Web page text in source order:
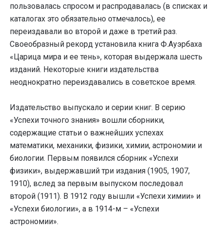
пользовалась спросом и распродавалась (в списках и
каталогах это обязательно отмечалось), ее
переиздавали во второй и даже в третий раз.
Своеобразный рекорд установила книга Ф.Ауэрбаха
«Царица мира и ее тень», которая выдержала шесть
изданий. Некоторые книги издательства
неоднократно переиздавались в советское время.
Издательство выпускало и серии книг. В серию
«Успехи точного знания» вошли сборники,
содержащие статьи о важнейших успехах
математики, механики, физики, химии, астрономии и
биологии. Первым появился сборник «Успехи
физики», выдержавший три издания (1905, 1907,
1910), вслед за первым выпуском последовал
второй (1911). В 1912 году вышли «Успехи химии» и
«Успехи биологии», а в 1914-м – «Успехи
астрономии».